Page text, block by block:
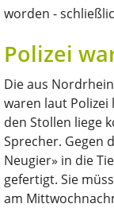
worden -
Polizei
Die aus
waren laut
den Stollen liege
Sprecher. Gegen
Neugier» in die
gefertigt. Sie
am